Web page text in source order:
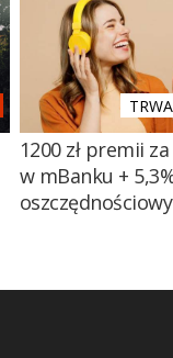
1200 zł premii
w mBanku +